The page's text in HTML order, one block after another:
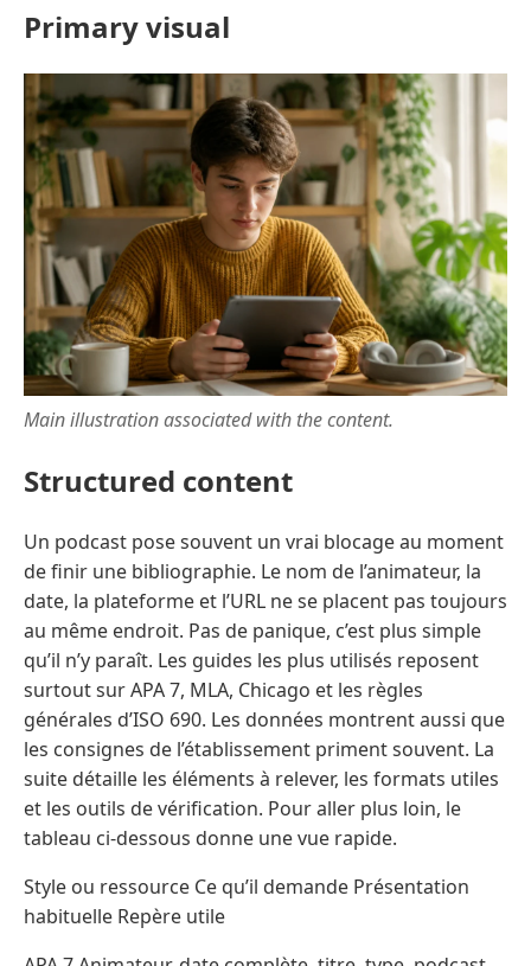
Primary visual
Main illustration associated with the content.
Structured content
Un podcast pose souvent un vrai blocage au moment
de finir une bibliographie. Le nom de l’animateur, la
date, la plateforme et l’URL ne se placent pas toujours
au même endroit. Pas de panique, c’est plus simple
qu’il n’y paraît. Les guides les plus utilisés reposent
surtout sur APA 7, MLA, Chicago et les règles
générales d’ISO 690. Les données montrent aussi que
les consignes de l’établissement priment souvent. La
suite détaille les éléments à relever, les formats utiles
et les outils de vérification. Pour aller plus loin, le
tableau ci-dessous donne une vue rapide.
Style ou ressource Ce qu’il demande Présentation
habituelle Repère utile